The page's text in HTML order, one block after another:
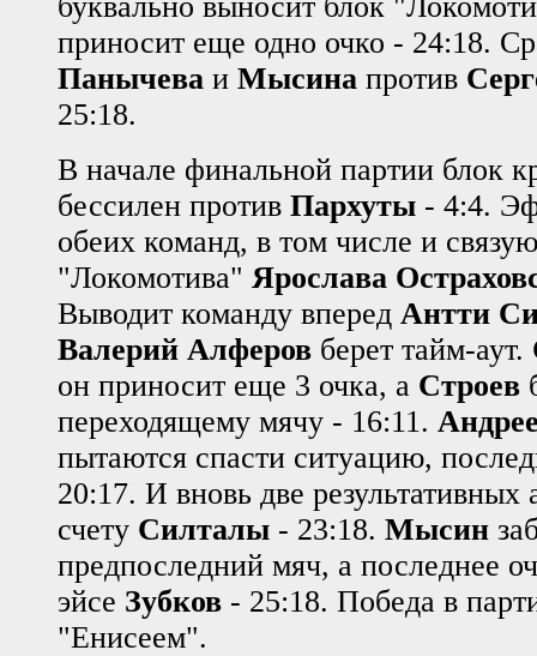
приносит еще одно очко - 24:18.
Панычева и Мысина против
25:18.
В начале финальной партии блок
бессилен против Пархуты - 4:4.
обеих команд, в том числе и
"Локомотива" Ярослава
Выводит команду вперед Антти
Валерий Алферов берет тайм-аут.
он приносит еще 3 очка, а Строев
переходящему мячу - 16:11.
пытаются спасти ситуацию,
20:17. И вновь две результативных
счету Силталы - 23:18. Мысин
предпоследний мяч, а последнее
эйсе Зубков - 25:18. Победа в
"Енисеем".